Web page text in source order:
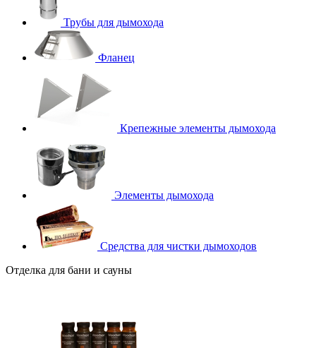
Трубы для дымохода
Фланец
Крепежные элементы дымохода
Элементы дымохода
Средства для чистки дымоходов
Отделка для бани и сауны